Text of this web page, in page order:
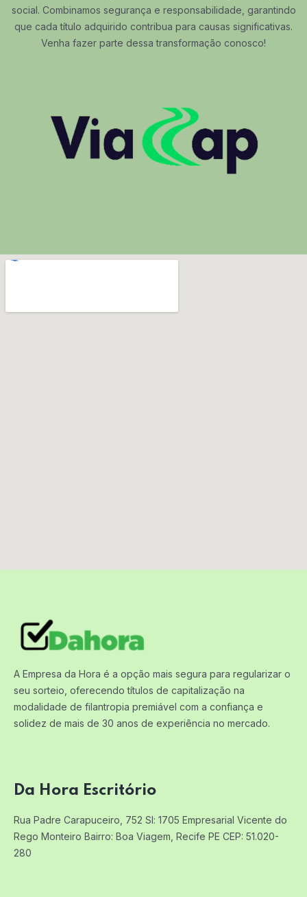
social. Combinamos segurança e responsabilidade, garantindo
que cada título adquirido contribua para causas significativas.
Venha fazer parte dessa transformação conosco!
A Empresa da Hora é a opção mais segura para regularizar o
seu sorteio, oferecendo títulos de capitalização na
modalidade de filantropia premiável com a confiança e
solidez de mais de 30 anos de experiência no mercado.
Da Hora Escritório
Rua Padre Carapuceiro, 752 Sl: 1705 Empresarial Vicente do
Rego Monteiro Bairro: Boa Viagem, Recife PE CEP: 51.020-
280